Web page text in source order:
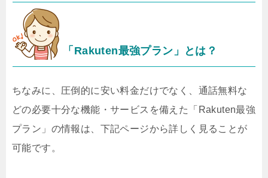
「Rakuten最強プラン」とは？
ちなみに、圧倒的に安い料金だけでなく、通話無料な
どの必要十分な機能・サービスを備えた「Rakuten最強
プラン」の情報は、下記ページから詳しく見ることが
可能です。